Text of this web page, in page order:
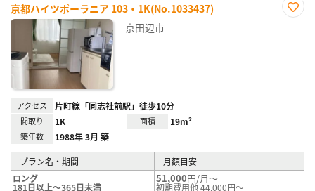
京都ハイツポーラニア 103・1K(No.1033437)
京田辺市
アクセス 片町線「同志社前駅」徒歩10分
間取り 1K 面積 19m²
築年数 1988年 3月 築
プラン名・期間
月額目安
ロング
181日以上～365日未満
51,000円/月～
初期費用他 44,000円～